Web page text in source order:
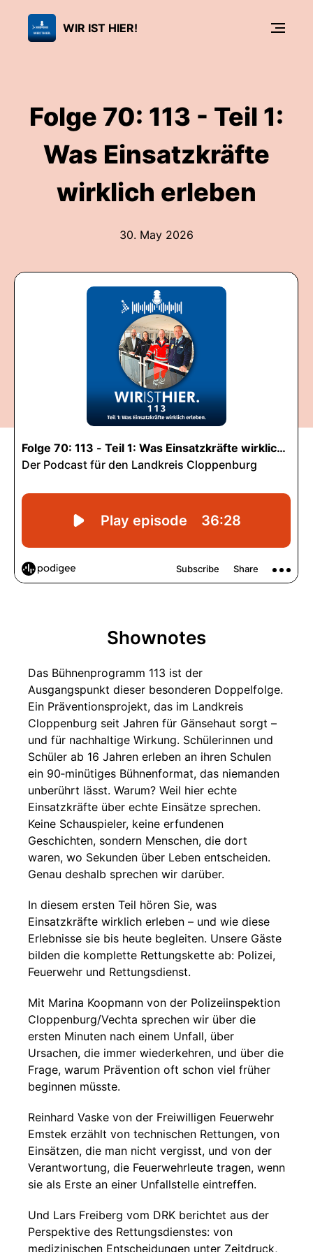
WIR IST HIER!
Folge 70: 113 - Teil 1:
Was Einsatzkräfte
wirklich erleben
30. May 2026
Shownotes
Das Bühnenprogramm 113 ist der
Ausgangspunkt dieser besonderen Doppelfolge.
Ein Präventionsprojekt, das im Landkreis
Cloppenburg seit Jahren für Gänsehaut sorgt –
und für nachhaltige Wirkung. Schülerinnen und
Schüler ab 16 Jahren erleben an ihren Schulen
ein 90‑minütiges Bühnenformat, das niemanden
unberührt lässt. Warum? Weil hier echte
Einsatzkräfte über echte Einsätze sprechen.
Keine Schauspieler, keine erfundenen
Geschichten, sondern Menschen, die dort
waren, wo Sekunden über Leben entscheiden.
Genau deshalb sprechen wir darüber.
In diesem ersten Teil hören Sie, was
Einsatzkräfte wirklich erleben – und wie diese
Erlebnisse sie bis heute begleiten. Unsere Gäste
bilden die komplette Rettungskette ab: Polizei,
Feuerwehr und Rettungsdienst.
Mit Marina Koopmann von der Polizeiinspektion
Cloppenburg/Vechta sprechen wir über die
ersten Minuten nach einem Unfall, über
Ursachen, die immer wiederkehren, und über die
Frage, warum Prävention oft schon viel früher
beginnen müsste.
Reinhard Vaske von der Freiwilligen Feuerwehr
Emstek erzählt von technischen Rettungen, von
Einsätzen, die man nicht vergisst, und von der
Verantwortung, die Feuerwehrleute tragen, wenn
sie als Erste an einer Unfallstelle eintreffen.
Und Lars Freiberg vom DRK berichtet aus der
Perspektive des Rettungsdienstes: von
medizinischen Entscheidungen unter Zeitdruck,